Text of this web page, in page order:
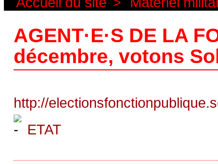
AGENT·E·S DE LA
décembre, votons
http://
ETAT